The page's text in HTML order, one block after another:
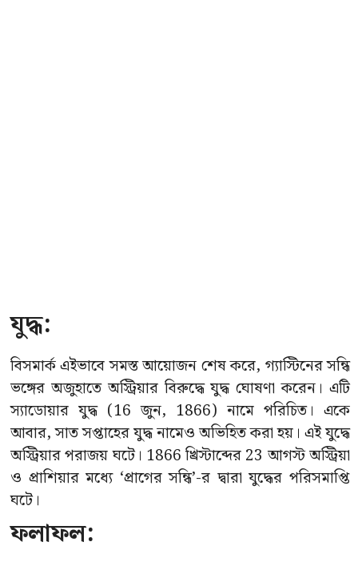
যুদ্ধ:
বিসমার্ক এইভাবে সমস্ত আয়োজন শেষ করে, গ্যাস্টিনের সন্ধি
ভঙ্গের অজুহাতে অস্ট্রিয়ার বিরুদ্ধে যুদ্ধ ঘোষণা করেন। এটি
স্যাডোয়ার যুদ্ধ (16 জুন, 1866) নামে পরিচিত। একে
আবার, সাত সপ্তাহের যুদ্ধ নামেও অভিহিত করা হয়। এই যুদ্ধে
অস্ট্রিয়ার পরাজয় ঘটে। 1866 খ্রিস্টাব্দের 23 আগস্ট অস্ট্রিয়া
ও প্রাশিয়ার মধ্যে ‘প্রাগের সন্ধি’-র দ্বারা যুদ্ধের পরিসমাপ্তি
ঘটে।
ফলাফল: